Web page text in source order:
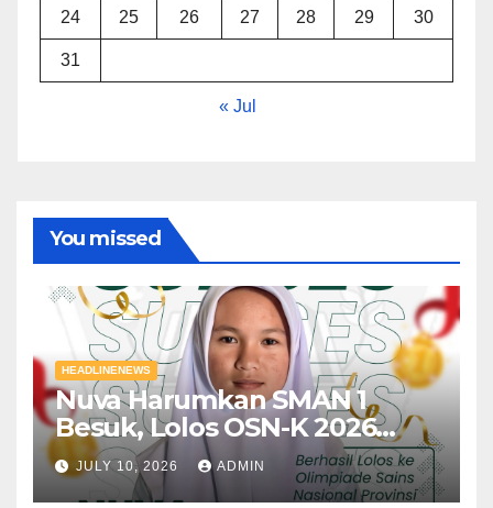
24 25 26 27 28 29 30
31
« Jul
You missed
HEADLINENEWS
Nuva Harumkan SMAN 1
Besuk, Lolos OSN-K 2026
Menuju OSN-P Bidang Studi
Biologi
JULY 10, 2026 ADMIN